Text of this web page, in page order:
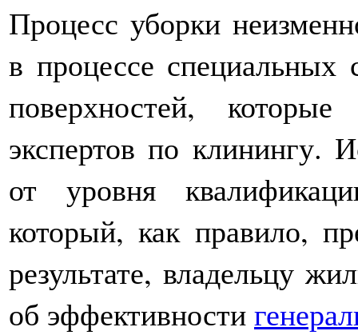
Процесс уборки
в процессе специальных
поверхностей,
экспертов по клинингу.
от уровня
который, как правило,
результате, владельцу
об эффективности